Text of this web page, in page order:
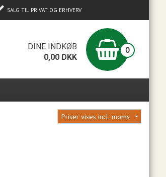
SALG TIL PRIVAT OG ERHVERV
DINE INDKØB 0
0,00 DKK